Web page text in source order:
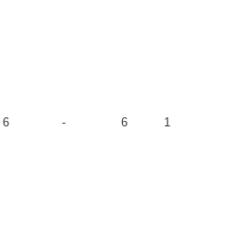
6 - 6 1